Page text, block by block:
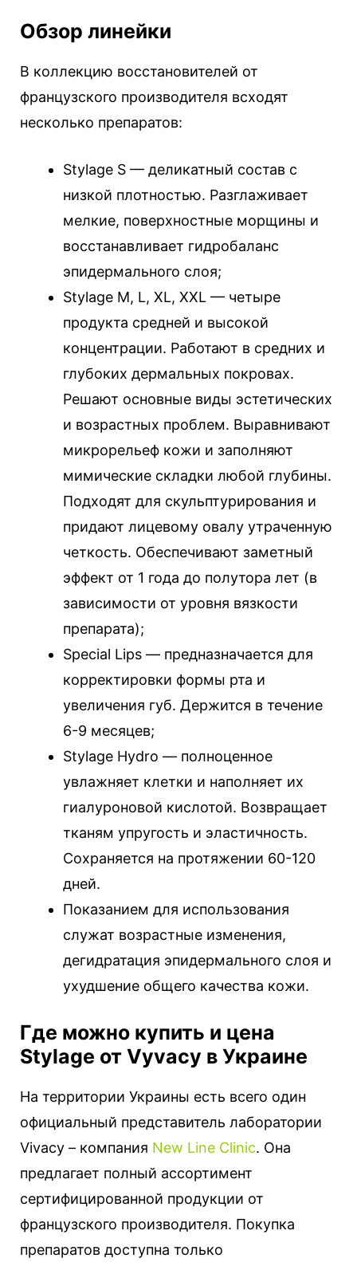
Обзор линейки
В коллекцию восстановителей от
французского производителя всходят
несколько препаратов:
Stylage S — деликатный состав с
низкой плотностью. Разглаживает
мелкие, поверхностные морщины и
восстанавливает гидробаланс
эпидермального слоя;
Stylage M, L, XL, XXL — четыре
продукта средней и высокой
концентрации. Работают в средних и
глубоких дермальных покровах.
Решают основные виды эстетических
и возрастных проблем. Выравнивают
микрорельеф кожи и заполняют
мимические складки любой глубины.
Подходят для скульптурирования и
придают лицевому овалу утраченную
четкость. Обеспечивают заметный
эффект от 1 года до полутора лет (в
зависимости от уровня вязкости
препарата);
Special Lips — предназначается для
корректировки формы рта и
увеличения губ. Держится в течение
6-9 месяцев;
Stylage Hydro — полноценное
увлажняет клетки и наполняет их
гиалуроновой кислотой. Возвращает
тканям упругость и эластичность.
Сохраняется на протяжении 60-120
дней.
Показанием для использования
служат возрастные изменения,
дегидратация эпидермального слоя и
ухудшение общего качества кожи.
Где можно купить и цена
Stylage от Vyvacy в Украине
На территории Украины есть всего один
официальный представитель лаборатории
Vivacy – компания New Line Clinic. Она
предлагает полный ассортимент
сертифицированной продукции от
французского производителя. Покупка
препаратов доступна только